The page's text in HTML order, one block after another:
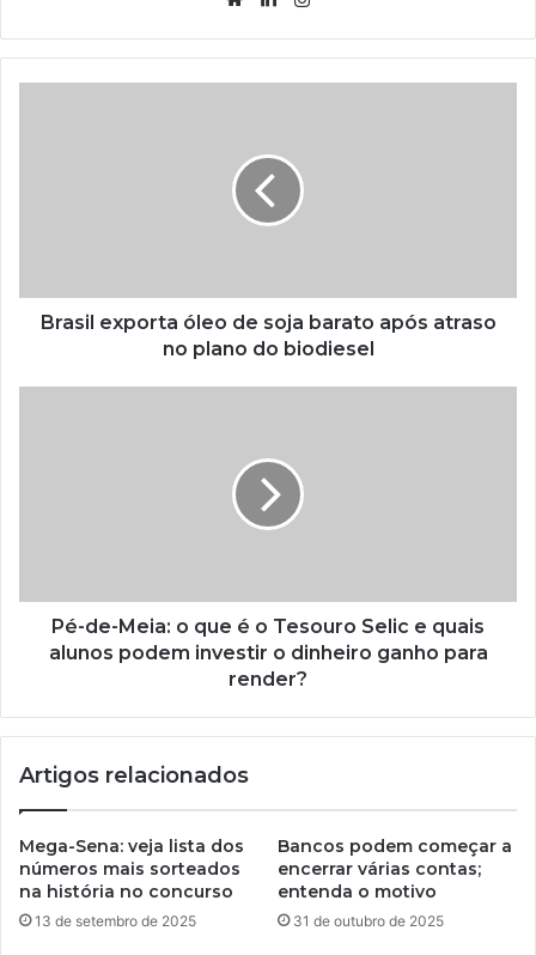
Brasil exporta óleo de soja barato após atraso
no plano do biodiesel
Pé-de-Meia: o que é o Tesouro Selic e quais
alunos podem investir o dinheiro ganho para
render?
Artigos relacionados
Mega-Sena: veja lista dos
números mais sorteados
na história no concurso
13 de setembro de 2025
Bancos podem começar a
encerrar várias contas;
entenda o motivo
31 de outubro de 2025